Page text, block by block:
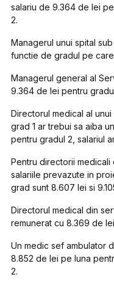
salariu de 9.364 de lei
2.
Managerul unui spital
functie de gradul pe
Managerul general al
9.364 de lei pentru
Directorul medical al
grad 1 ar trebui sa aiba
pentru gradul 2, salariul
Pentru directorii
salariile prevazute in
grad sunt 8.607 lei si
Directorul medical din
remunerat cu 8.369 de
Unmedic sef ambulator
8.852 de lei pe luna
2.